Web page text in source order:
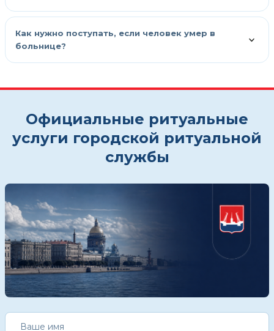
Как нужно поступать, если человек умер в
больнице?
Официальные ритуальные
услуги городской ритуальной
службы